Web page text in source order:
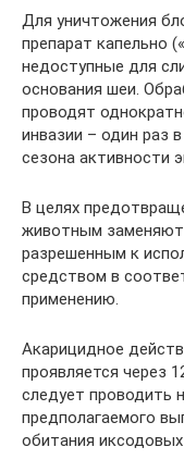
Для уничтожения
препарат капельно
недоступные для
основания шеи.
проводят
инвазии – один раз
сезона активности
В целях
животным
разрешенным к
средством в
применению.
Акарицидное
проявляется через
следует проводить
предполагаемого
обитания